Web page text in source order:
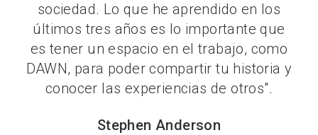
sociedad. Lo que he aprendido en los
últimos tres años es lo importante que
es tener un espacio en el trabajo, como
DAWN, para poder compartir tu historia y
conocer las experiencias de otros".
Stephen Anderson